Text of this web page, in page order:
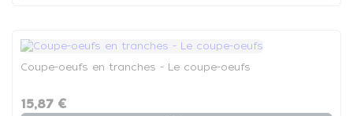
Coupe-oeufs en tranches - Le coupe-oeufs
15,87 €